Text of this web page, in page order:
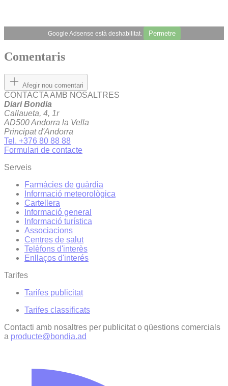
Google Adsense està deshabilitat. Permetre
Comentaris
Afegir nou comentari
CONTACTA AMB NOSALTRES
Diari Bondia
Callaueta, 4, 1r
AD500 Andorra la Vella
Principat d'Andorra
Tel. +376 80 88 88
Formulari de contacte
Serveis
Farmàcies de guàrdia
Informació meteorològica
Cartellera
Informació general
Informació turística
Associacions
Centres de salut
Telèfons d'interès
Enllaços d'interés
Tarifes
Tarifes publicitat
Tarifes classificats
Contacti amb nosaltres per publicitat o qüestions comercials
a producte@bondia.ad